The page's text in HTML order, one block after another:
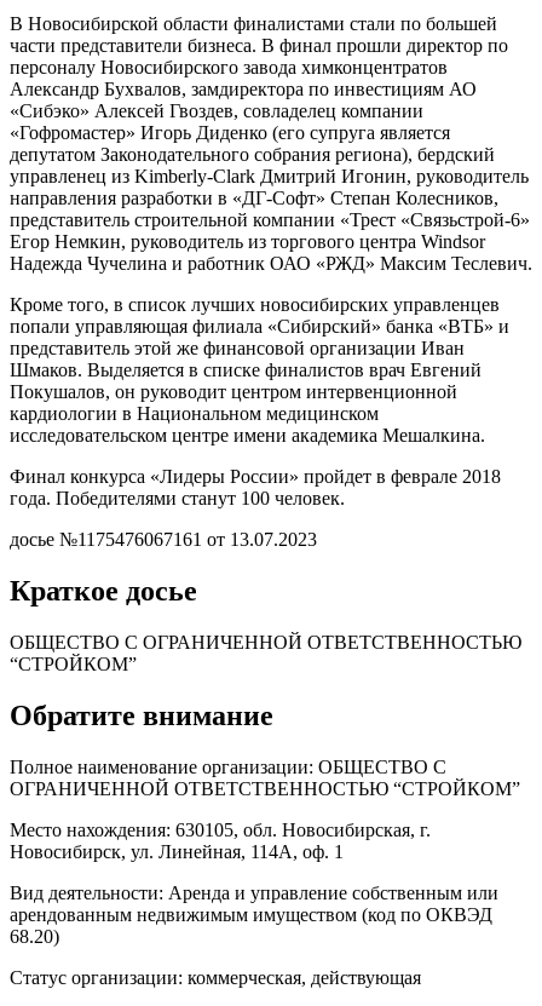
В Новосибирской области финалистами стали по большей
части представители бизнеса. В финал прошли директор по
персоналу Новосибирского завода химконцентратов
Александр Бухвалов, замдиректора по инвестициям АО
«Сибэко» Алексей Гвоздев, совладелец компании
«Гофромастер» Игорь Диденко (его супруга является
депутатом Законодательного собрания региона), бердский
управленец из Kimberly-Clark Дмитрий Игонин, руководитель
направления разработки в «ДГ-Софт» Степан Колесников,
представитель строительной компании «Трест «Связьстрой-6»
Егор Немкин, руководитель из торгового центра Windsor
Надежда Чучелина и работник ОАО «РЖД» Максим Теслевич.
Кроме того, в список лучших новосибирских управленцев
попали управляющая филиала «Сибирский» банка «ВТБ» и
представитель этой же финансовой организации Иван
Шмаков. Выделяется в списке финалистов врач Евгений
Покушалов, он руководит центром интервенционной
кардиологии в Национальном медицинском
исследовательском центре имени академика Мешалкина.
Финал конкурса «Лидеры России» пройдет в феврале 2018
года. Победителями станут 100 человек.
досье №1175476067161 от 13.07.2023
Краткое досье
ОБЩЕСТВО С ОГРАНИЧЕННОЙ ОТВЕТСТВЕННОСТЬЮ
“СТРОЙКОМ”
Обратите внимание
Полное наименование организации: ОБЩЕСТВО С
ОГРАНИЧЕННОЙ ОТВЕТСТВЕННОСТЬЮ “СТРОЙКОМ”
Место нахождения: 630105, обл. Новосибирская, г.
Новосибирск, ул. Линейная, 114А, оф. 1
Вид деятельности: Аренда и управление собственным или
арендованным недвижимым имуществом (код по ОКВЭД
68.20)
Статус организации: коммерческая, действующая